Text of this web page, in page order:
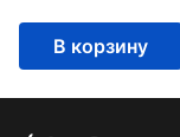
В корзину